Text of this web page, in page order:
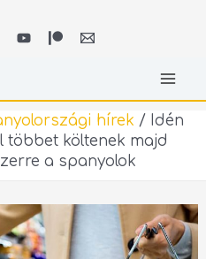
hírek / Idén
többet költenek majd
a spanyolok